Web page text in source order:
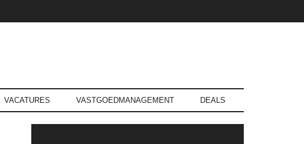
VACATURES VASTGOEDMANAGEMENT DEALS